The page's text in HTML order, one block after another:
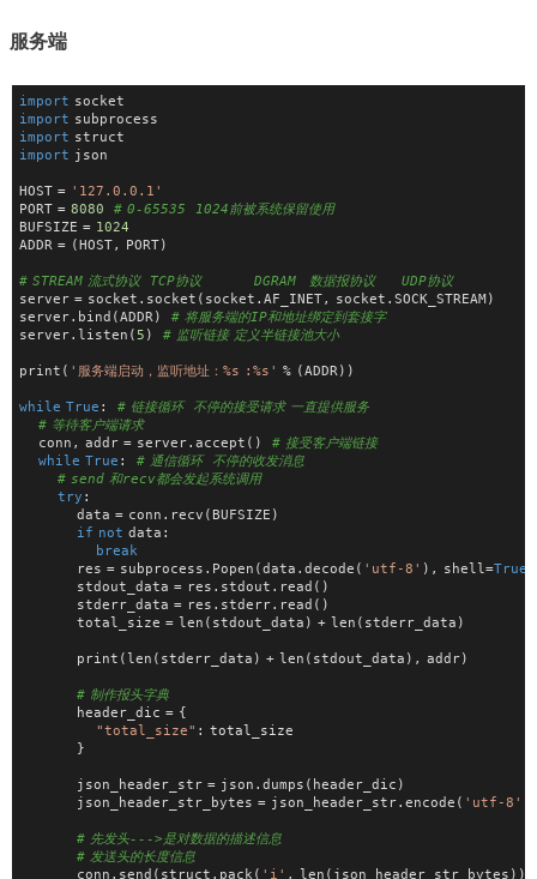
服务端
import socket
import subprocess
import struct
import json
HOST = '127.0.0.1'
PORT = 8080
# 0-65535  1024前被系统保留使用
BUFSIZE = 1024
ADDR = (HOST, PORT)
# STREAM 流式协议  TCP协议　　　　DGRAM　数据报协议　　UDP协议
server = socket.socket(socket.AF_INET, socket.SOCK_STREAM)
server.bind(ADDR) # 将服务端的IP和地址绑定到套接字
server.listen( 5 ) # 监听链接 定义半链接池大小
print( '服务端启动，监听地址：%s :%s' % (ADDR))
while True : # 链接循环  不停的接受请求 一直提供服务
# 等待客户端请求
conn, addr = server.accept() # 接受客户端链接
while True : # 通信循环  不停的收发消息
# send 和recv都会发起系统调用
try :
data = conn.recv(BUFSIZE)
if not data:
break
res = subprocess.Popen(data.decode( 'utf-8' ), shell=True
stdout_data = res.stdout.read()
stderr_data = res.stderr.read()
total_size = len(stdout_data) + len(stderr_data)
print(len(stderr_data) + len(stdout_data), addr)
# 制作报头字典
header_dic = {
"total_size" : total_size
}
json_header_str = json.dumps(header_dic)
json_header_str_bytes = json_header_str.encode( 'utf-8'
# 先发头--->是对数据的描述信息
# 发送头的长度信息
conn.send(struct.pack( 'i' , len(json_header_str_bytes)))